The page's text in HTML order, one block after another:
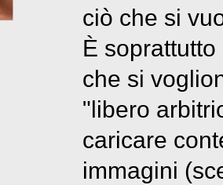
ciò che si
È
che si
"libero
caricare
immagini